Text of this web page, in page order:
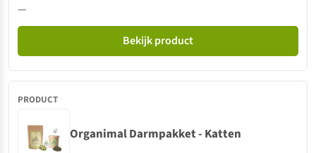
—
Bekijk product
Organimal Darmpakket - Katten